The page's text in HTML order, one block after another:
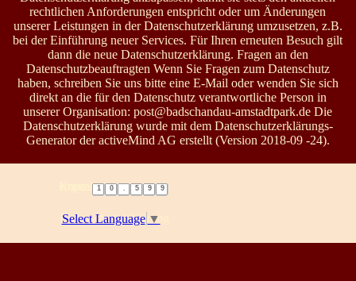
Datenschutzerklärung
Kontakt
Impressum
1 0 . 5 9 9
Select Language ▼